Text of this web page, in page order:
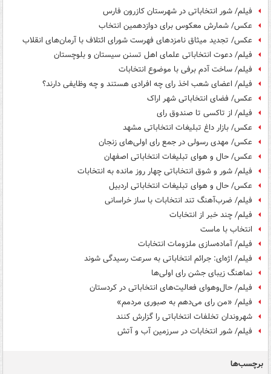
فیلم/ شور انتخاباتی در شهرستان کازرون فارس
عکس/ شمارش معکوس برای دوازدهمین انتخاب
عکس/ تجدید میثاق نامزدهای فهرست شورای ائتلاف با آرمان‌های انقلاب
فیلم/ دعوت انتخاباتی علمای اهل تسنن سیستان و بلوچستان
فیلم/ ساخت آدم برفی با موضوع انتخابات
فیلم/ اعضای شعب اخذ رای چه افرادی هستند و چه وظایفی دارند؟
عکس/ فضای انتخاباتی شهر اراک
فیلم/ از تاکسی تا صندوق رای
عکس/ بازار داغ تبلیغات انتخاباتی مشهد
عکس/ مهدی رسولی در جمع رای اولی‌های زنجان
عکس/ حال و هوای تبلیغات انتخاباتی اصفهان
فیلم/ شور و شوق انتخاباتی چهار روز مانده به انتخابات
عکس/ حال و هوای تبلیغات انتخاباتی اردبیل
فیلم/ ضرب‌آهنگ تند انتخابات با ساز خراسانی
فیلم/ چند خبر از انتخابات
انتخاب با ماست
فیلم/ آماده‌سازی ملزومات انتخابات
فیلم/ اژه‌ای: جرائم انتخاباتی به سرعت رسیدگی شوند
نماهنگ زیبای جشن رای اولی‌ها
فیلم/ حال‌وهوای فعالیت‌های انتخاباتی در کردستان
فیلم/ «من رای می‌دهم به صبوری مردمم»
شهروندان تخلفات انتخاباتی را گزارش کنند
فیلم/ شور انتخابات در سرزمین آب و آتش
برچسب‌ها